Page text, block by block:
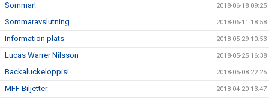
Sommar! 2018-06-18 09:25
Sommaravslutning 2018-06-11 18:58
Information plats 2018-05-29 10:53
Lucas Warrer Nilsson 2018-05-25 16:38
Backaluckeloppis! 2018-05-08 22:25
MFF Biljetter 2018-04-20 13:47